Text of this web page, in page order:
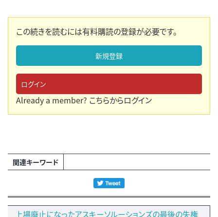
この続きを読むには有料購読の登録が必要です。
新規登録
ログイン
Already a member? こちらからログイン
関連キーワード
上場廃止になったアスキーソルーションズの最後の失権